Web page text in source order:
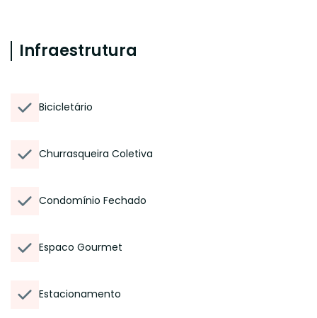
Infraestrutura
Bicicletário
Churrasqueira Coletiva
Condomínio Fechado
Espaco Gourmet
Estacionamento